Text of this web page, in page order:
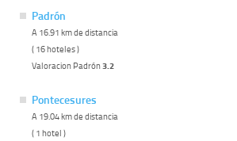
Padrón
A 16.91 km de distancia
( 16 hoteles )
Valoracion Padrón3.2
Pontecesures
A 19.04 km de distancia
( 1 hotel )